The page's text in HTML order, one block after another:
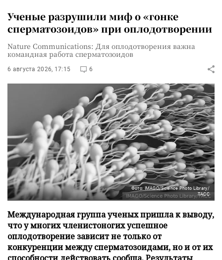
Ученые разрушили миф о «гонке
сперматозоидов» при оплодотворении
Nature Communications: Для оплодотворения важна
командная работа сперматозоидов
6 августа 2026, 17:15 6
Фото: IMAGO/Science Photo Library/
ТАСС
Международная группа ученых пришла к выводу,
что у многих членистоногих успешное
оплодотворение зависит не только от
конкуренции между сперматозоидами, но и от их